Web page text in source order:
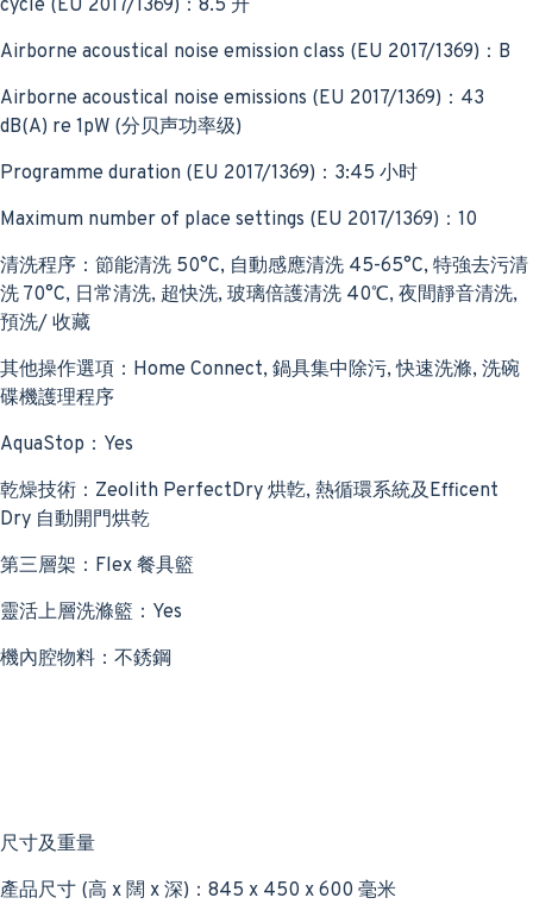
cycle (EU 2017/1369)：8.5 升
Airborne acoustical noise emission class (EU 2017/1369)：B
Airborne acoustical noise emissions (EU 2017/1369)：43
dB(A) re 1pW (分贝声功率级)
Programme duration (EU 2017/1369)：3:45 小时
Maximum number of place settings (EU 2017/1369)：10
清洗程序：節能清洗 50°C, 自動感應清洗 45-65°C, 特強去污清
洗 70°C, 日常清洗, 超快洗, 玻璃倍護清洗 40℃, 夜間靜音清洗,
預洗/ 收藏
其他操作選項：Home Connect, 鍋具集中除污, 快速洗滌, 洗碗
碟機護理程序
AquaStop：Yes
乾燥技術：Zeolith PerfectDry 烘亁, 熱循環系統及Efficent
Dry 自動開門烘乾
第三層架：Flex 餐具籃
靈活上層洗滌籃：Yes
機內腔物料：不銹鋼
尺寸及重量
產品尺寸 (高 x 闊 x 深)：845 x 450 x 600 毫米